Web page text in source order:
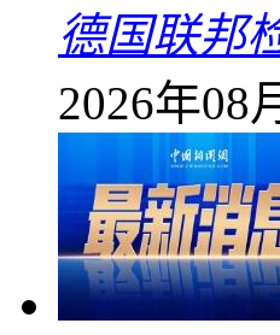
德国联邦
2026年08